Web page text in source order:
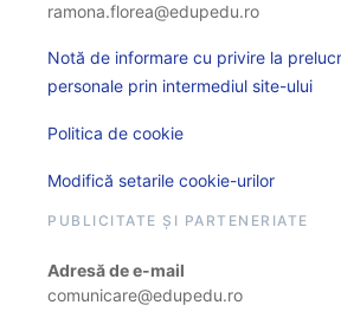
ramona.florea@edupedu.ro
Notă de informare cu privire la
personale prin intermediul site-ului
Politica de cookie
Modifică setarile cookie-urilor
PUBLICITATE ȘI PARTENERIATE
Adresă de e-mail
comunicare@edupedu.ro